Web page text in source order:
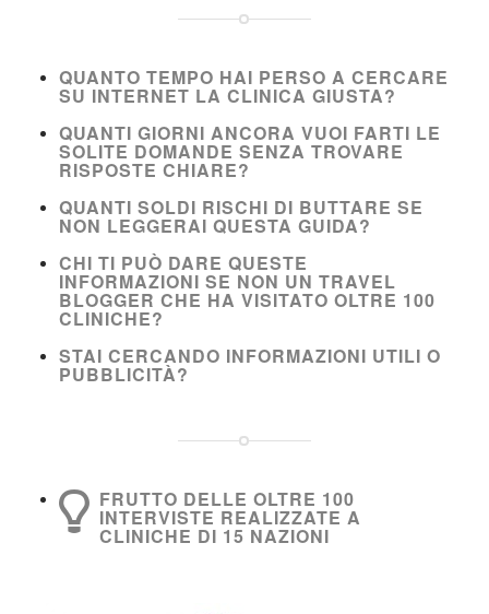
QUANTO TEMPO HAI PERSO A CERCARE
SU INTERNET LA CLINICA GIUSTA?
QUANTI GIORNI ANCORA VUOI FARTI LE
SOLITE DOMANDE SENZA TROVARE
RISPOSTE CHIARE?
QUANTI SOLDI RISCHI DI BUTTARE SE
NON LEGGERAI QUESTA GUIDA?
CHI TI PUÒ DARE QUESTE
INFORMAZIONI SE NON UN TRAVEL
BLOGGER CHE HA VISITATO OLTRE 100
CLINICHE?
STAI CERCANDO INFORMAZIONI UTILI O
PUBBLICITÀ?
FRUTTO DELLE OLTRE 100
INTERVISTE REALIZZATE A
CLINICHE DI 15 NAZIONI